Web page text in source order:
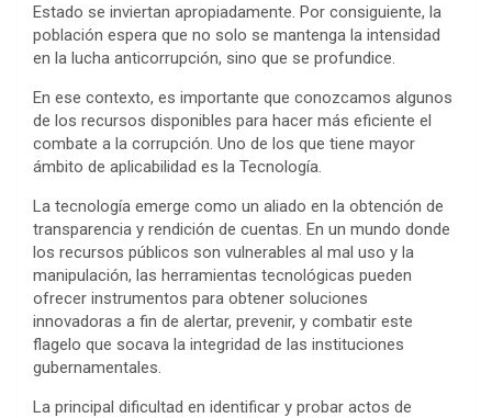
Estado se inviertan apropiadamente. Por consiguiente, la
población espera que no solo se mantenga la intensidad
en la lucha anticorrupción, sino que se profundice.
En ese contexto, es importante que conozcamos algunos
de los recursos disponibles para hacer más eficiente el
combate a la corrupción. Uno de los que tiene mayor
ámbito de aplicabilidad es la Tecnología.
La tecnología emerge como un aliado en la obtención de
transparencia y rendición de cuentas. En un mundo donde
los recursos públicos son vulnerables al mal uso y la
manipulación, las herramientas tecnológicas pueden
ofrecer instrumentos para obtener soluciones
innovadoras a fin de alertar, prevenir, y combatir este
flagelo que socava la integridad de las instituciones
gubernamentales.
La principal dificultad en identificar y probar actos de